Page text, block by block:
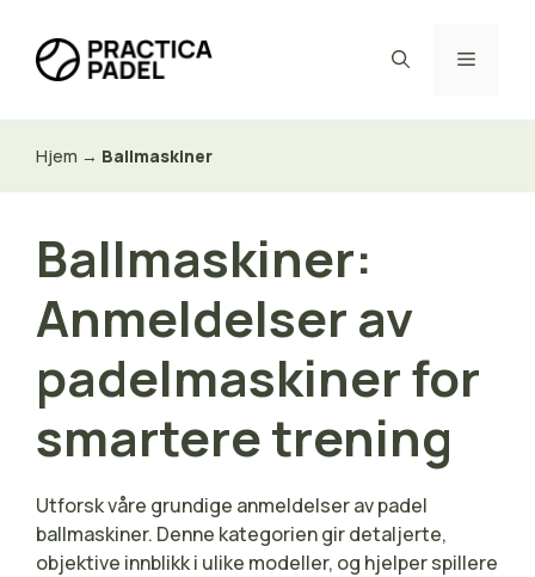
innhold
Meny
Hjem → Ballmaskiner
Ballmaskiner:
Anmeldelser av
padelmaskiner for
smartere trening
Utforsk våre grundige anmeldelser av padel
ballmaskiner. Denne kategorien gir detaljerte,
objektive innblikk i ulike modeller, og hjelper spillere